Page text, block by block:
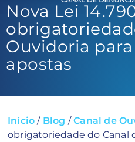
Nova Lei
Ouvidoria para
apostas
Início / Blog /Canal de
obrigatoriedade do Canal